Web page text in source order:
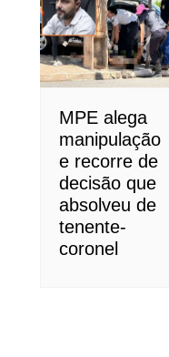
MPE alega
manipulação
e recorre de
decisão que
absolveu de
tenente-
coronel